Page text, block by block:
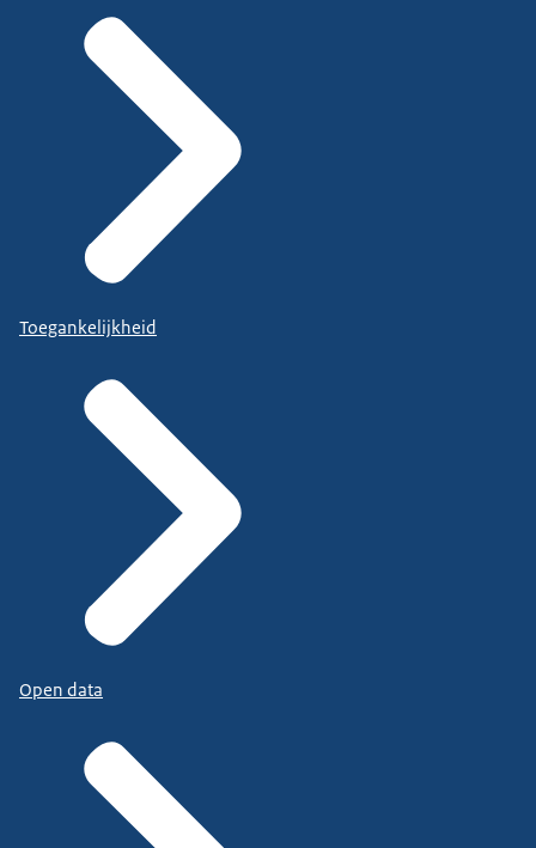
Toegankelijkheid
Open data